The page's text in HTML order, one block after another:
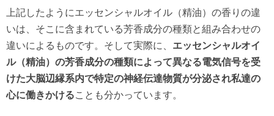
上記したようにエッセンシャルオイル（精油）の香りの違
いは、そこに含まれている芳香成分の種類と組み合わせの
違いによるものです。そして実際に、 エッセンシャルオイ
ル（精油）の芳香成分の種類によって異なる電気信号を受
けた大脳辺縁系内で特定の神経伝達物質が分泌され私達の
心に働きかけることも分かっています。